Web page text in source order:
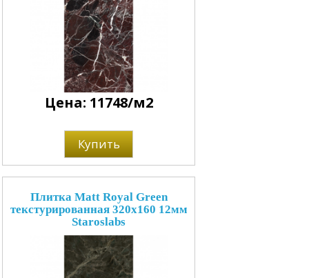
Цена: 11748/м2
Купить
Плитка Matt Royal Green
текстурированная 320x160 12мм
Staroslabs